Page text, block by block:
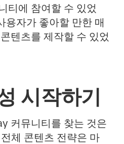
티에 참여할 수 있었
용자가 좋아할 만한 매
텐츠를 제작할 수 있었
시작하기
커뮤니티를 찾는 것은
체 콘텐츠 전략은 마